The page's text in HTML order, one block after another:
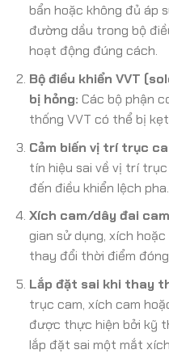
bẩn hoặc không đủ áp
đường dầu trong bộ
hoạt động đúng cách.
Bộ điều khiển VVT
bị hỏng: Các bộ phận
thống VVT có thể bị
Cảm biến vị trí trục
tín hiệu sai về vị trí
đến điều khiển lệch pha.
Xích cam/dây đai
gian sử dụng, xích
thay đổi thời điểm
Lắp đặt sai khi thay
trục cam, xích cam
được thực hiện bởi kỹ
lắp đặt sai một mắt